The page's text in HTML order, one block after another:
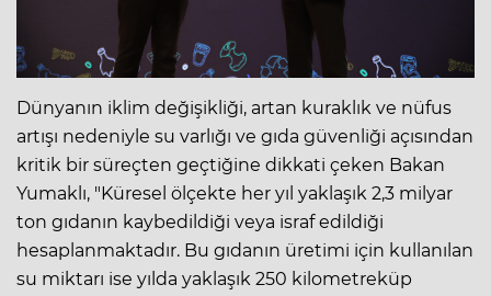
Dünyanın iklim değişikliği, artan kuraklık ve nüfus
artışı nedeniyle su varlığı ve gıda güvenliği açısından
kritik bir süreçten geçtiğine dikkati çeken Bakan
Yumaklı, "Küresel ölçekte her yıl yaklaşık 2,3 milyar
ton gıdanın kaybedildiği veya israf edildiği
hesaplanmaktadır. Bu gıdanın üretimi için kullanılan
su miktarı ise yılda yaklaşık 250 kilometreküp